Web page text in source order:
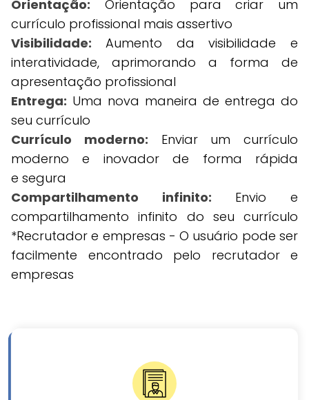
Orientação: Orientação para criar um
currículo profissional mais assertivo
Visibilidade: Aumento da visibilidade e
interatividade, aprimorando a forma de
apresentação profissional
Entrega: Uma nova maneira de entrega do
seu currículo
Currículo moderno: Enviar um currículo
moderno e inovador de forma rápida
e segura
Compartilhamento infinito: Envio e
compartilhamento infinito do seu currículo
*Recrutador e empresas - O usuário pode ser
facilmente encontrado pelo recrutador e
empresas